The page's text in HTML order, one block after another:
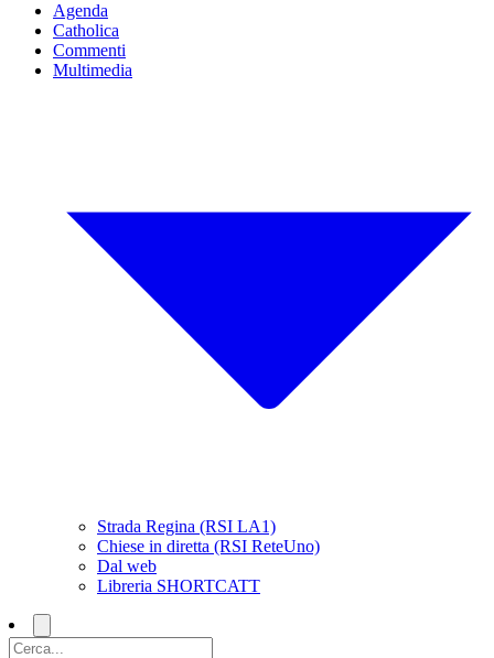
Agenda
Catholica
Commenti
Multimedia
Strada Regina (RSI LA1)
Chiese in diretta (RSI ReteUno)
Dal web
Libreria SHORTCATT